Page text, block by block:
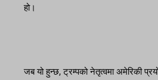
हो।
जब यो हुन्छ, ट्रम्पको नेतृत्वमा अमेरिकी